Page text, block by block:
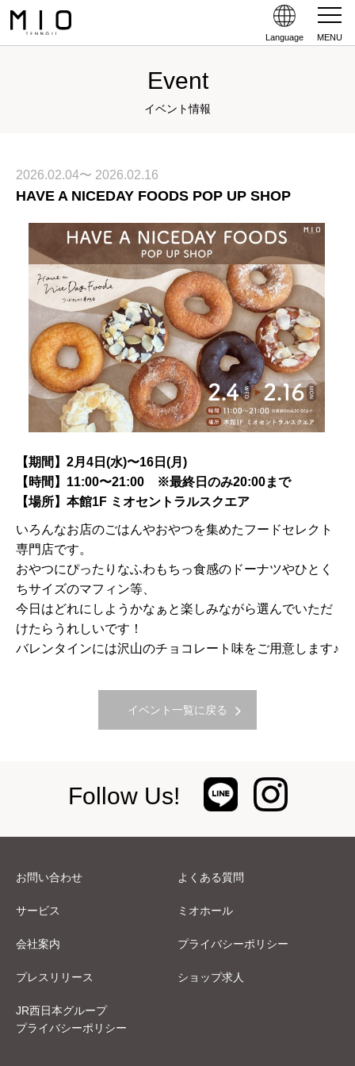
Language MENU
Event
イベント情報
2026.02.04〜 2026.02.16
HAVE A NICEDAY FOODS POP UP SHOP
【期間】2月4日(水)〜16日(月)
【時間】11:00〜21:00 ※最終日のみ20:00まで
【場所】本館1F ミオセントラルスクエア
いろんなお店のごはんやおやつを集めたフードセレクト
専門店です。
おやつにぴったりなふわもちっ食感のドーナツやひとく
ちサイズのマフィン等、
今日はどれにしようかなぁと楽しみながら選んでいただ
けたらうれしいです！
バレンタインには沢山のチョコレート味をご用意します♪
イベント一覧に戻る
Follow Us!
お問い合わせ よくある質問
サービス ミオホール
会社案内 プライバシーポリシー
プレスリリース ショップ求人
JR西日本グループ
プライバシーポリシー